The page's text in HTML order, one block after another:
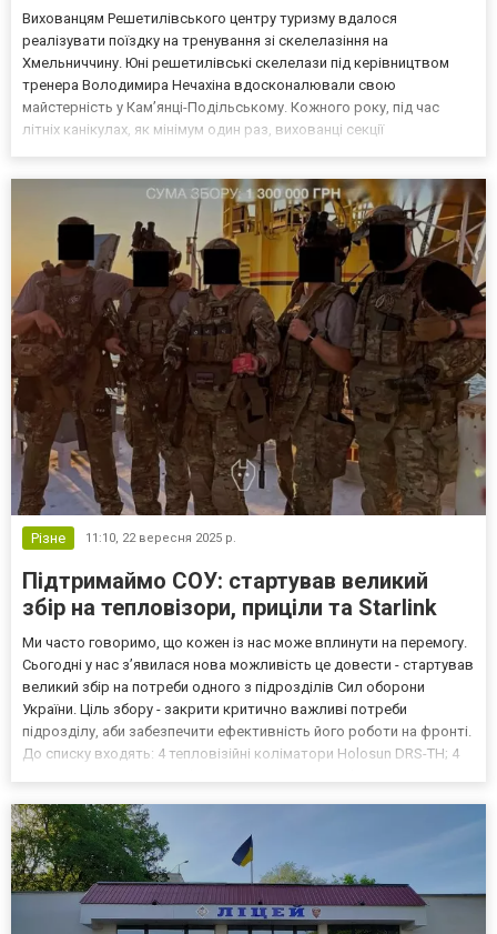
Вихованцям Решетилівського центру туризму вдалося
реалізувати поїздку на тренування зі скелелазіння на
Хмельниччину. Юні решетилівські скелелази під керівництвом
тренера Володимира Нечахіна вдосконалювали свою
майстерність у Кам’янці-Подільському. Кожного року, під час
літніх канікулах, як мінімум один раз, вихованці секції
Різне 11:10, 22 вересня 2025 р.
Підтримаймо СОУ: стартував великий
збір на тепловізори, приціли та Starlink
Ми часто говоримо, що кожен із нас може вплинути на перемогу.
Сьогодні у нас з’явилася нова можливість це довести - стартував
великий збір на потреби одного з підрозділів Сил оборони
України. Ціль збору - закрити критично важливі потреби
підрозділу, аби забезпечити ефективність його роботи на фронті.
До списку входять: 4 тепловізійні коліматори Holosun DRS-TH; 4